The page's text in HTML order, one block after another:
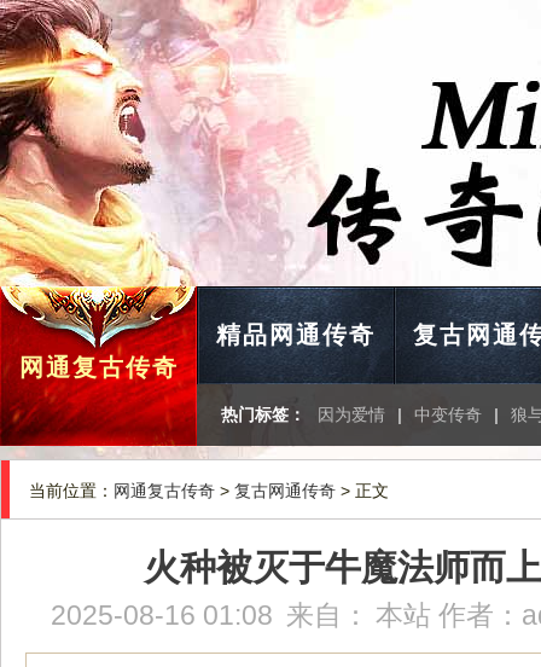
网通复古传奇
精品网通传奇 复古网通
热门标签： 因为爱情 | 中变传奇 | 狼
当前位置： 网通复古传奇 > 复古网通传奇 > 正文
火种被灭于牛魔法师而
2025-08-16 01:08 来自： 本站 作者：